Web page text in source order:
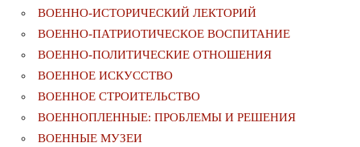
ВОЕННО-ИСТОРИЧЕСКИЙ ЛЕКТОРИЙ
ВОЕННО-ПАТРИОТИЧЕСКОЕ ВОСПИТАНИЕ
ВОЕННО-ПОЛИТИЧЕСКИE ОТНОШЕНИЯ
ВОЕННОЕ ИСКУССТВО
ВОЕННОЕ СТРОИТЕЛЬСТВО
ВОЕННОПЛЕННЫЕ: ПРОБЛЕМЫ И РЕШЕНИЯ
ВОЕННЫЕ МУЗЕИ